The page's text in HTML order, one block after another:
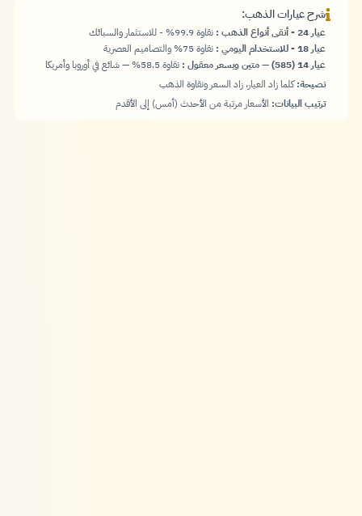
شرح عيارات الذهب:
عيار 24 - أنقى أنواع الذهب : نقاوة 99.9% - للاستثمار والسبائك
عيار 18 - للاستخدام اليومي
: نقاوة 75% والتصاميم العصرية
عيار 14 (585) — متين وبسعر معقول
: نقاوة 58.5% — شائع في أوروبا وأمريكا
نصيحة:كلما زاد العيار، زاد السعر ونقاوة الذهب
ترتيب البيانات: الأسعار مرتبة من الأحدث (أمس) إلى الأقدم